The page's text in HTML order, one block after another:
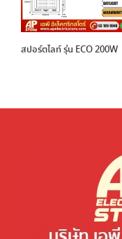
สปอร์ตไลท์ รุ่น ECO 200W